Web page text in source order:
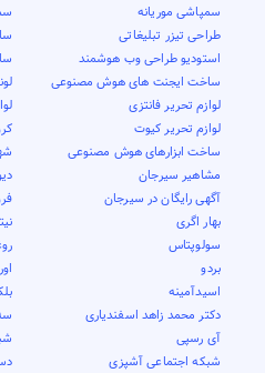
سمپاشی موریانه
طراحی تیزر تبلیغاتی
استودیو طراحی وب هوشمند
ساخت ایجنت های هوش مصنوعی
لوازم تحریر فانتزی
لوازم تحریر کیوت
ساخت ابزارهای هوش مصنوعی
مشاهیر سیرجان
آگهی رایگان در سیرجان
بهار اگری
سولوپتاس
بردو
اسیدآمینه
دکتر محمد زاهد اسفندیاری
آی رسپی
شبکه اجتماعی آشپزی